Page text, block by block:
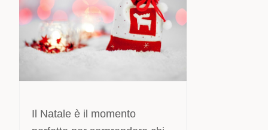
Il Natale è il momento